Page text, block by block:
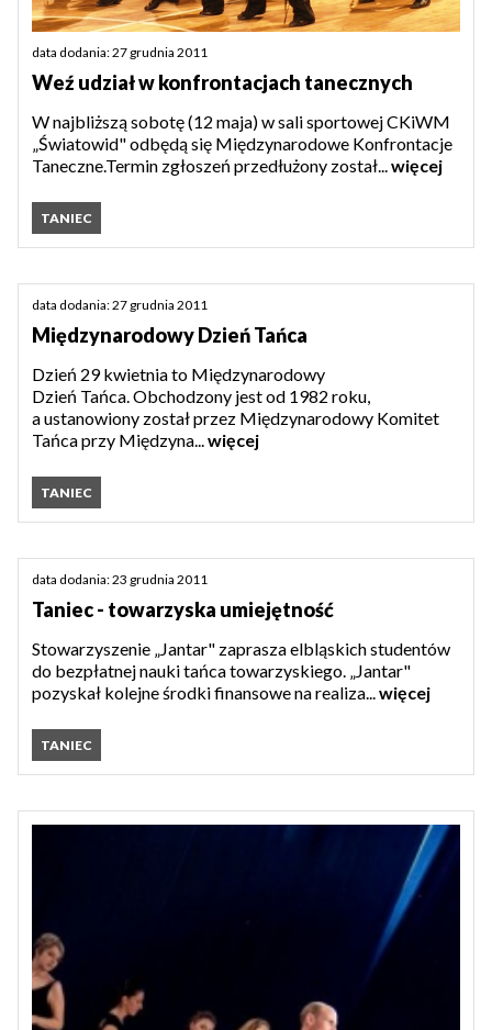
data dodania: 27 grudnia 2011
Weź udział w konfrontacjach tanecznych
W najbliższą sobotę (12 maja) w sali sportowej CKiWM
„Światowid" odbędą się Międzynarodowe Konfrontacje
Taneczne.Termin zgłoszeń przedłużony został...więcej
TANIEC
data dodania: 27 grudnia 2011
Międzynarodowy Dzień Tańca
Dzień 29 kwietnia to Międzynarodowy
Dzień Tańca. Obchodzony jest od 1982 roku,
a ustanowiony został przez Międzynarodowy Komitet
Tańca przy Międzyna...więcej
TANIEC
data dodania: 23 grudnia 2011
Taniec - towarzyska umiejętność
Stowarzyszenie „Jantar" zaprasza elbląskich studentów
do bezpłatnej nauki tańca towarzyskiego. „Jantar"
pozyskał kolejne środki finansowe na realiza...więcej
TANIEC